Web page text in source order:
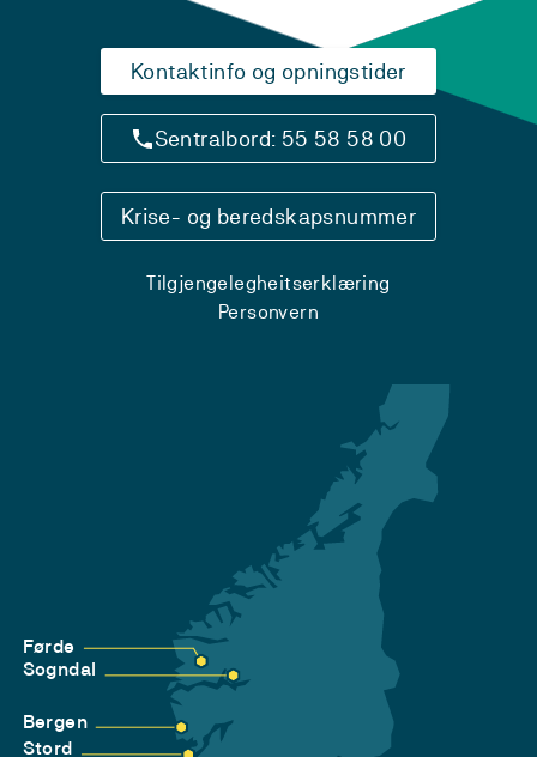
Kontaktinfo og opningstider
Sentralbord: 55 58 58 00
Krise- og beredskapsnummer
Tilgjengelegheitserklæring
Personvern
Førde
Sogndal
Bergen
Stord